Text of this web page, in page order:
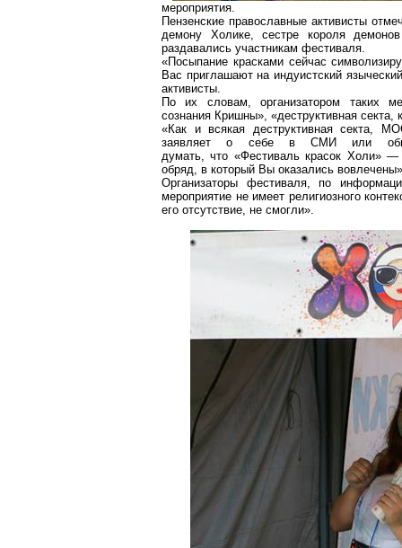
мероприятия.
Пензенские православные активисты
демону Холике, сестре короля
раздавались участникам фестиваля.
«Посыпание красками сейчас
Вас приглашают на индуистский
активисты.
По их словам, организатором таких
сознания Кришны», «деструктивная
«Как и всякая деструктивная секта,
заявляет о себе в СМИ или
думать, что «Фестиваль красок Холи»
обряд, в который Вы оказались
Организаторы фестиваля, по
мероприятие не имеет религиозного
его отсутствие, не смогли».